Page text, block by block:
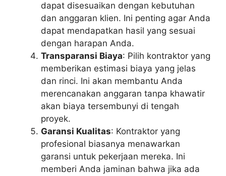
dapat disesuaikan dengan kebutuhan
dan anggaran klien. Ini penting agar Anda
dapat mendapatkan hasil yang sesuai
dengan harapan Anda.
Transparansi Biaya: Pilih kontraktor yang
memberikan estimasi biaya yang jelas
dan rinci. Ini akan membantu Anda
merencanakan anggaran tanpa khawatir
akan biaya tersembunyi di tengah
proyek.
Garansi Kualitas: Kontraktor yang
profesional biasanya menawarkan
garansi untuk pekerjaan mereka. Ini
memberi Anda jaminan bahwa jika ada